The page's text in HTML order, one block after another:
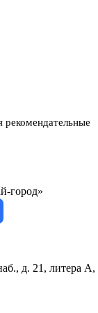
рекомендательные
город»
д. 21, литера А,